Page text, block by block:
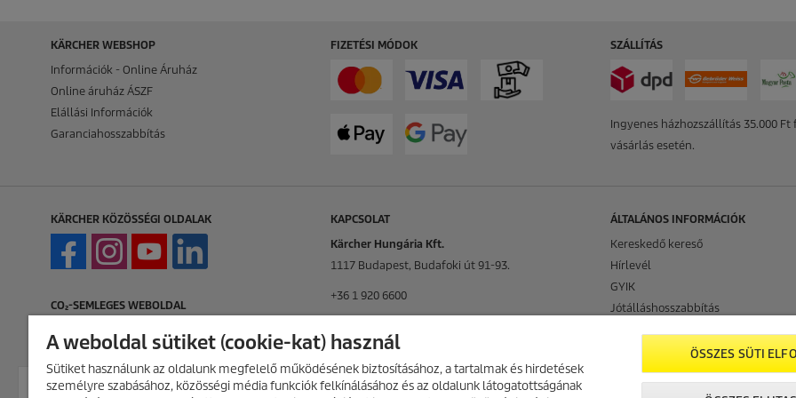
AKCIÓS TERMÉKEK
KÄRCHER WEBSHOP
Információk - Online Áruház
Online áruház ÁSZF
Elállási Információk
Garanciahosszabbítás
FIZETÉSI MÓDOK SZÁLLÍTÁS
Ingyenes házhozszállítás 35.000 Ft
vásárlás esetén.
KÄRCHER KÖZÖSSÉGI OLDALAK
CO₂-SEMLEGES WEBOLDAL
KAPCSOLAT
Kärcher Hungária Kft.
1117 Budapest, Budafoki út 91-93.
+36 1 920 6600
ÁLTALÁNOS INFORMÁCIÓK
Kereskedő kereső
Hírlevél
GYIK
Jótálláshosszabbítás
Cookie Policy
A weboldal sütiket (cookie-kat) használ
Sütiket használunk az oldalunk megfelelő működésének biztosításához, a tartalmak és hirdetések
személyre szabásához, közösségi média funkciók felkínálásához és az oldalunk látogatottságának
ÖSSZES SÜTI